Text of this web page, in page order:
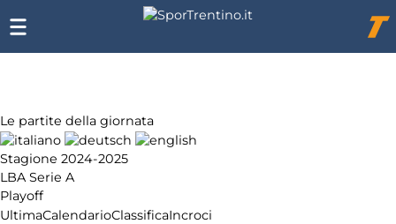
Le partite della giornata
Stagione 2024-2025
LBA Serie A
Playoff
UltimaCalendarioClassificaIncroci
Chi
siamo
Affiliazione